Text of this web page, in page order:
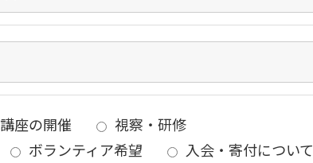
講座の開催
視察・研修
ボランティア希望
入会・寄付について